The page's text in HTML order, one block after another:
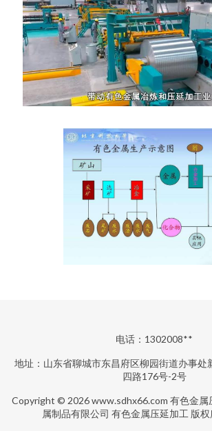
电话：1302008**
地址：山东省聊城市东昌府区柳园街道办事处
四路176号-2号
Copyright © 2026www.sdhx66.com 有色金属
属制品有限公司 有色金属压延加工 版